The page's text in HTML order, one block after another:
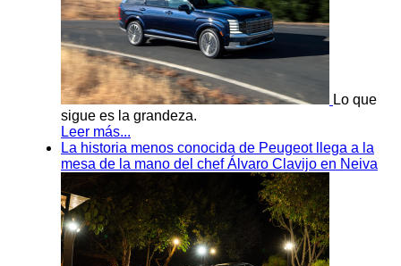
Lo que
sigue es la grandeza.
Leer más...
La historia menos conocida de Peugeot llega a la
mesa de la mano del chef Álvaro Clavijo en Neiva